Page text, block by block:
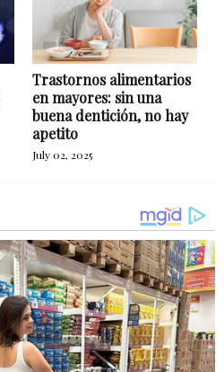
Trastornos alimentarios
en mayores: sin una
buena dentición, no hay
apetito
July 02, 2025